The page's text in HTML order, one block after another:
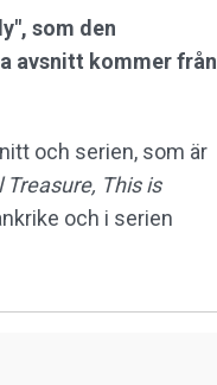
som den
avsnitt kommer från
och serien, som är
Treasure, This is
och i serien